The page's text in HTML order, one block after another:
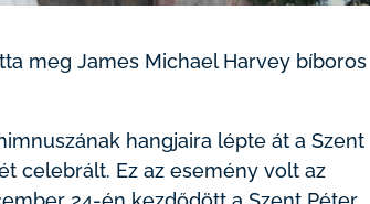
meg James Michael Harvey bíboros
hangjaira lépte át a Szent
celebrált. Ez az esemény volt az